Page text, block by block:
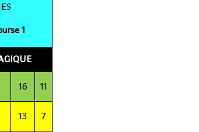
1
16 11
13 7